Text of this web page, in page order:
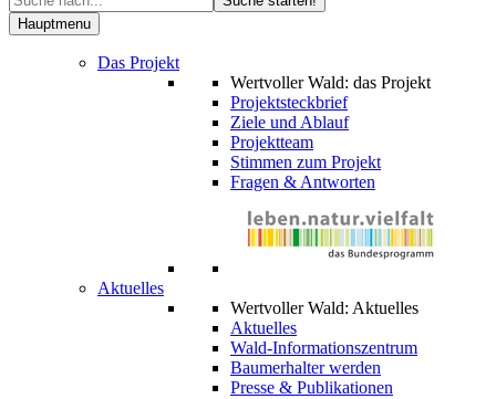
Hauptmenu
Das Projekt
Wertvoller Wald: das Projekt
Projektsteckbrief
Ziele und Ablauf
Projektteam
Stimmen zum Projekt
Fragen & Antworten
Aktuelles
Wertvoller Wald: Aktuelles
Aktuelles
Wald-Informationszentrum
Baumerhalter werden
Presse & Publikationen